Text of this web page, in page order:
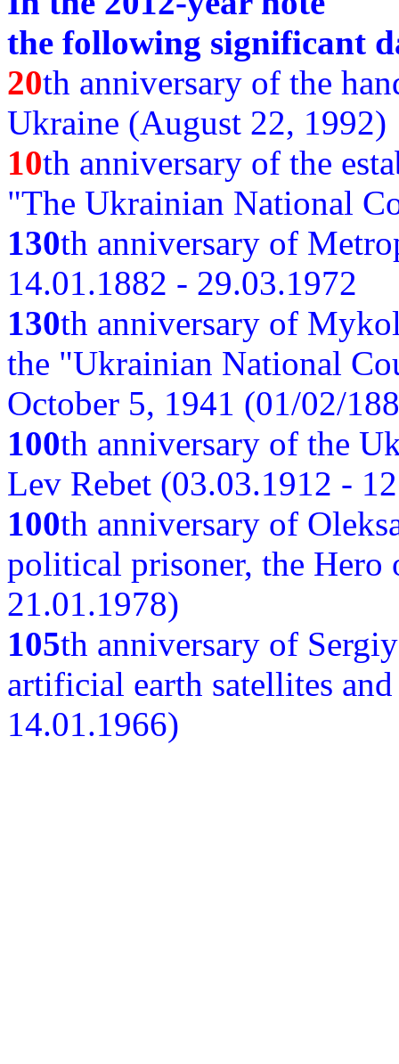
the following significant
20th anniversary of the
Ukraine (August 22, 1992)
10th anniversary of the
"The Ukrainian National
130th anniversary of
14.01.1882 - 29.03.1972
130th anniversary of
the "Ukrainian National
October 5, 1941 (01/02/
100th anniversary of the
Lev Rebet (03.03.1912 -
100th anniversary of
political prisoner, the
21.01.1978)
105th anniversary of
artificial earth satellites
14.01.1966)